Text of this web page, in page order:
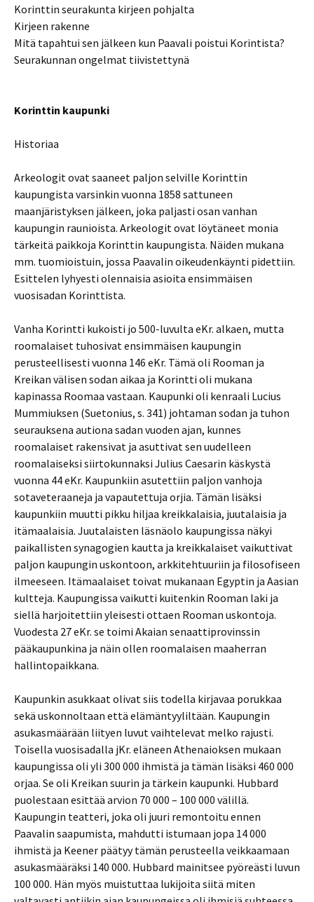
Korinttin seurakunta kirjeen pohjalta
Kirjeen rakenne
Mitä tapahtui sen jälkeen kun Paavali poistui Korintista?
Seurakunnan ongelmat tiivistettynä
Korinttin kaupunki
Historiaa
Arkeologit ovat saaneet paljon selville Korinttin
kaupungista varsinkin vuonna 1858 sattuneen
maanjäristyksen jälkeen, joka paljasti osan vanhan
kaupungin raunioista. Arkeologit ovat löytäneet monia
tärkeitä paikkoja Korinttin kaupungista. Näiden mukana
mm. tuomioistuin, jossa Paavalin oikeudenkäynti pidettiin.
Esittelen lyhyesti olennaisia asioita ensimmäisen
vuosisadan Korinttista.
Vanha Korintti kukoisti jo 500-luvulta eKr. alkaen, mutta
roomalaiset tuhosivat ensimmäisen kaupungin
perusteellisesti vuonna 146 eKr. Tämä oli Rooman ja
Kreikan välisen sodan aikaa ja Korintti oli mukana
kapinassa Roomaa vastaan. Kaupunki oli kenraali Lucius
Mummiuksen (Suetonius, s. 341) johtaman sodan ja tuhon
seurauksena autiona sadan vuoden ajan, kunnes
roomalaiset rakensivat ja asuttivat sen uudelleen
roomalaiseksi siirtokunnaksi Julius Caesarin käskystä
vuonna 44 eKr. Kaupunkiin asutettiin paljon vanhoja
sotaveteraaneja ja vapautettuja orjia. Tämän lisäksi
kaupunkiin muutti pikku hiljaa kreikkalaisia, juutalaisia ja
itämaalaisia. Juutalaisten läsnäolo kaupungissa näkyi
paikallisten synagogien kautta ja kreikkalaiset vaikuttivat
paljon kaupungin uskontoon, arkkitehtuuriin ja filosofiseen
ilmeeseen. Itämaalaiset toivat mukanaan Egyptin ja Aasian
kultteja. Kaupungissa vaikutti kuitenkin Rooman laki ja
siellä harjoitettiin yleisesti ottaen Rooman uskontoja.
Vuodesta 27 eKr. se toimi Akaian senaattiprovinssin
pääkaupunkina ja näin ollen roomalaisen maaherran
hallintopaikkana.
Kaupunkin asukkaat olivat siis todella kirjavaa porukkaa
sekä uskonnoltaan että elämäntyyliltään. Kaupungin
asukasmäärään liityen luvut vaihtelevat melko rajusti.
Toisella vuosisadalla jKr. eläneen Athenaioksen mukaan
kaupungissa oli yli 300 000 ihmistä ja tämän lisäksi 460 000
orjaa. Se oli Kreikan suurin ja tärkein kaupunki. Hubbard
puolestaan esittää arvion 70 000 – 100 000 välillä.
Kaupungin teatteri, joka oli juuri remontoitu ennen
Paavalin saapumista, mahdutti istumaan jopa 14 000
ihmistä ja Keener päätyy tämän perusteella veikkaamaan
asukasmääräksi 140 000. Hubbard mainitsee pyöreästi luvun
100 000. Hän myös muistuttaa lukijoita siitä miten